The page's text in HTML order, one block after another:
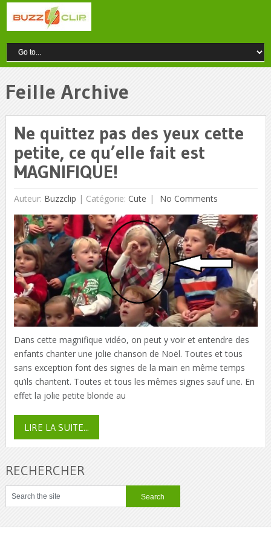
Feille Archive
Ne quittez pas des yeux cette
petite, ce qu’elle fait est
MAGNIFIQUE!
Auteur: Buzzclip | Catégorie: Cute No Comments
Dans cette magnifique vidéo, on peut y voir et entendre des
enfants chanter une jolie chanson de Noël. Toutes et tous
sans exception font des signes de la main en même temps
qu’ils chantent. Toutes et tous les mêmes signes sauf une. En
effet la jolie petite blonde au
LIRE LA SUITE...
RECHERCHER